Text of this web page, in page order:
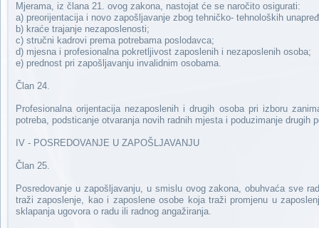
Mjerama, iz člana 21. ovog zakona, nastojat će se naročito osigurati:
a) preorijentacija i novo zapošljavanje zbog tehničko- tehnoloških
b) kraće trajanje nezaposlenosti;
c) stručni kadrovi prema potrebama poslodavca;
d) mjesna i profesionalna pokretljivost zaposlenih i nezaposlenih osoba;
e) prednost pri zapošljavanju invalidnim osobama.
Član 24.
Profesionalna orijentacija nezaposlenih i drugih osoba pri izboru
potreba, podsticanje otvaranja novih radnih mjesta i poduzimanje
IV - POSREDOVANJE U ZAPOŠLJAVANJU
Član 25.
Posredovanje u zapošljavanju, u smislu ovog zakona, obuhvaća sve
traži zaposlenje, kao i zaposlene osobe koja traži promjenu u
sklapanja ugovora o radu ili radnog angažiranja.